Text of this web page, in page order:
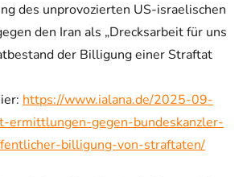
des unprovozierten US-israelischen
den Iran als „Drecksarbeit für uns
der Billigung einer Straftat
https://www.ialana.de/2025-09-
ermittlungen-gegen-bundeskanzler-
billigung-von-straftaten/